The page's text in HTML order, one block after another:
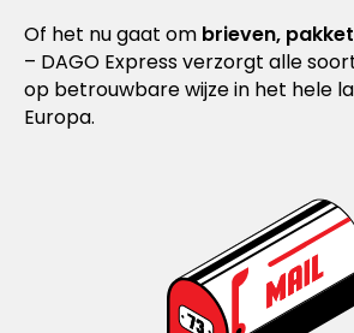
Of het nu gaat om brieven,
– DAGO Express verzorgt alle
op betrouwbare wijze in het hele
Europa.